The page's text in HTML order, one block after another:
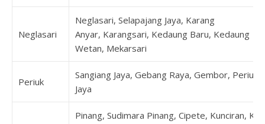
Neglasari
Neglasari, Selapajang Jaya, Karang
Anyar, Karangsari, Kedaung Baru, Kedaung
Wetan, Mekarsari
Periuk
Sangiang Jaya, Gebang Raya, Gembor, Periuk,
Jaya
Pinang, Sudimara Pinang, Cipete, Kunciran,